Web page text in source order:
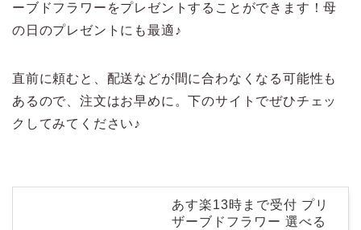
ーブドフラワーをプレゼントすることができます！母
の日のプレゼントにも最適♪
直前に頼むと、配送などが間に合わなくなる可能性も
あるので、注文はお早めに。下のサイトでぜひチェッ
クしてみてください♪
あす楽13時まで受付 プリ
ザーブドフラワー 選べる